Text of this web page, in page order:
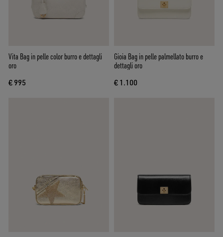
Vita Bag in pelle color burro e dettagli
oro
€ 995
Gioia Bag in pelle palmellato burro e
dettagli oro
€ 1.100